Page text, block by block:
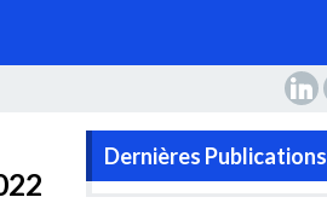
AU _
Dernières Publications